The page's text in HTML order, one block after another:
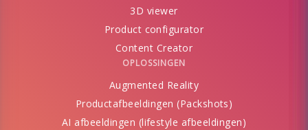
3D viewer
Product configurator
Content Creator
OPLOSSINGEN
Augmented Reality
Productafbeeldingen (Packshots)
AI afbeeldingen (lifestyle afbeeldingen)